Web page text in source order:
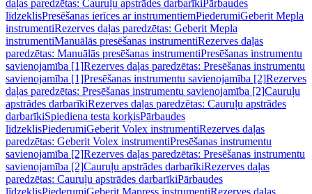
daļas paredzētas: Cauruļu apstrādes darbarīkiPārbaudes
līdzeklisPresēšanas ierīces ar instrumentiemPiederumiGeberit Mepla
instrumentiRezerves daļas paredzētas: Geberit Mepla
instrumentiManuālās presēšanas instrumentiRezerves daļas
paredzētas: Manuālās presēšanas instrumentiPresēšanas instrumentu
savienojamība [1]Rezerves daļas paredzētas: Presēšanas instrumentu
savienojamība [1]Presēšanas instrumentu savienojamība [2]Rezerves
daļas paredzētas: Presēšanas instrumentu savienojamība [2]Cauruļu
apstrādes darbarīkiRezerves daļas paredzētas: Cauruļu apstrādes
darbarīkiSpiediena testa korķisPārbaudes
līdzeklisPiederumiGeberit Volex instrumentiRezerves daļas
paredzētas: Geberit Volex instrumentiPresēšanas instrumentu
savienojamība [2]Rezerves daļas paredzētas: Presēšanas instrumentu
savienojamība [2]Cauruļu apstrādes darbarīkiRezerves daļas
paredzētas: Cauruļu apstrādes darbarīkiPārbaudes
līdzeklisPiederumiGeberit Mapress instrumentiRezerves daļas